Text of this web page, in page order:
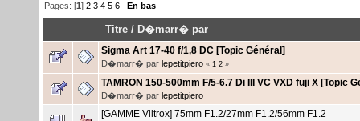
Pages: [1]2 3 4 5 6 En bas
Titre / D�marr� par
Sigma Art 17-40 f/1,8 DC [Topic Général]
D�marr� par lepetitpiero « 1 2 »
TAMRON 150-500mm F/5-6.7 Di III VC VXD fuji X [Topic
D�marr� par lepetitpiero
[GAMME Viltrox] 75mm F1.2/27mm F1.2/56mm F1.2